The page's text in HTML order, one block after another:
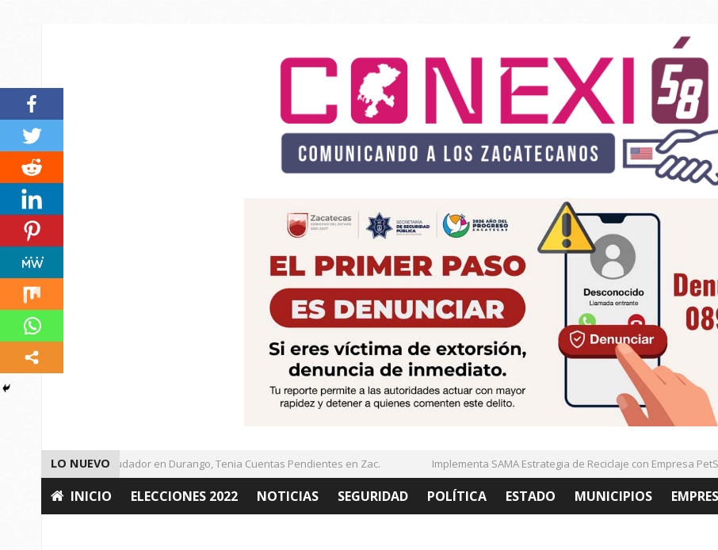
LO NUEVO
Detienen a Defraudador en Durango, Tenia Cuentas Pendientes en Zac. Implementa SAMA Estrategia de Reciclaje con Empresa PetStar
INICIO ELECCIONES 2022 NOTICIAS SEGURIDAD POLÍTICA ESTADO MUNICIPIOS